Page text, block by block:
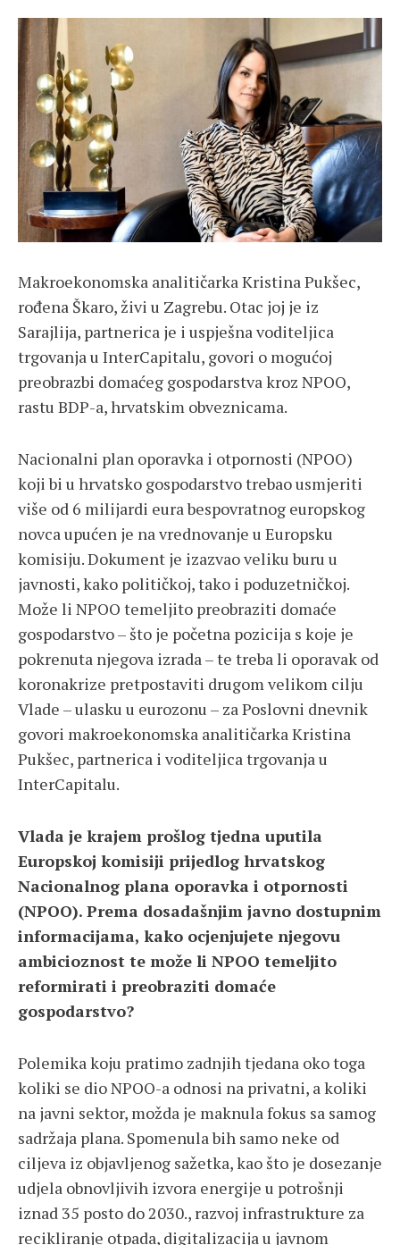
Makroekonomska analitičarka Kristina Pukšec,
rođena Škaro, živi u Zagrebu. Otac joj je iz
Sarajlija, partnerica je i uspješna voditeljica
trgovanja u InterCapitalu, govori o mogućoj
preobrazbi domaćeg gospodarstva kroz NPOO,
rastu BDP-a, hrvatskim obveznicama.
Nacionalni plan oporavka i otpornosti (NPOO)
koji bi u hrvatsko gospodarstvo trebao usmjeriti
više od 6 milijardi eura bespovratnog europskog
novca upućen je na vrednovanje u Europsku
komisiju. Dokument je izazvao veliku buru u
javnosti, kako političkoj, tako i poduzetničkoj.
Može li NPOO temeljito preobraziti domaće
gospodarstvo – što je početna pozicija s koje je
pokrenuta njegova izrada – te treba li oporavak od
koronakrize pretpostaviti drugom velikom cilju
Vlade – ulasku u eurozonu – za Poslovni dnevnik
govori makroekonomska analitičarka Kristina
Pukšec, partnerica i voditeljica trgovanja u
InterCapitalu.
Vlada je krajem prošlog tjedna uputila
Europskoj komisiji prijedlog hrvatskog
Nacionalnog plana oporavka i otpornosti
(NPOO). Prema dosadašnjim javno dostupnim
informacijama, kako ocjenjujete njegovu
ambicioznost te može li NPOO temeljito
reformirati i preobraziti domaće
gospodarstvo?
Polemika koju pratimo zadnjih tjedana oko toga
koliki se dio NPOO-a odnosi na privatni, a koliki
na javni sektor, možda je maknula fokus sa samog
sadržaja plana. Spomenula bih samo neke od
ciljeva iz objavljenog sažetka, kao što je dosezanje
udjela obnovljivih izvora energije u potrošnji
iznad 35 posto do 2030., razvoj infrastrukture za
recikliranje otpada, digitalizacija u javnom